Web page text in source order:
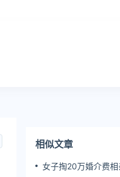
相似文章
女子掏20万婚介费